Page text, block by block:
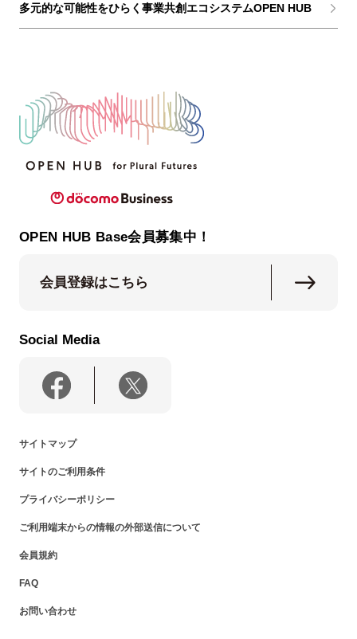
多元的な可能性をひらく事業共創エコシステムOPEN HUB
OPEN HUB Base会員募集中！
会員登録はこちら
Social Media
サイトマップ
サイトのご利用条件
プライバシーポリシー
ご利用端末からの情報の外部送信について
会員規約
FAQ
お問い合わせ